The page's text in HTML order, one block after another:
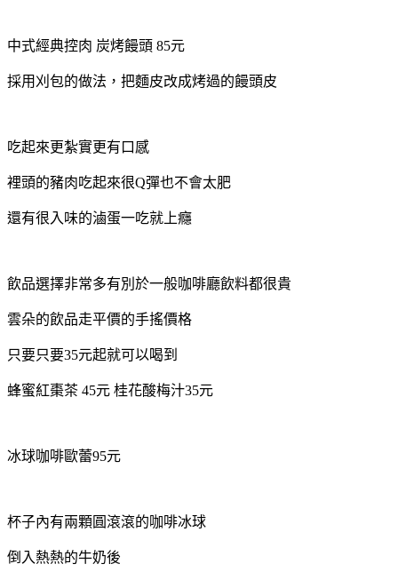
中式經典控肉 炭烤饅頭 85元
採用刈包的做法，把麵皮改成烤過的饅頭皮
吃起來更紮實更有口感
裡頭的豬肉吃起來很Q彈也不會太肥
還有很入味的滷蛋一吃就上癮
飲品選擇非常多有別於一般咖啡廳飲料都很貴
雲朵的飲品走平價的手搖價格
只要只要35元起就可以喝到
蜂蜜紅棗茶 45元 桂花酸梅汁35元
冰球咖啡歐蕾95元
杯子內有兩顆圓滾滾的咖啡冰球
倒入熱熱的牛奶後